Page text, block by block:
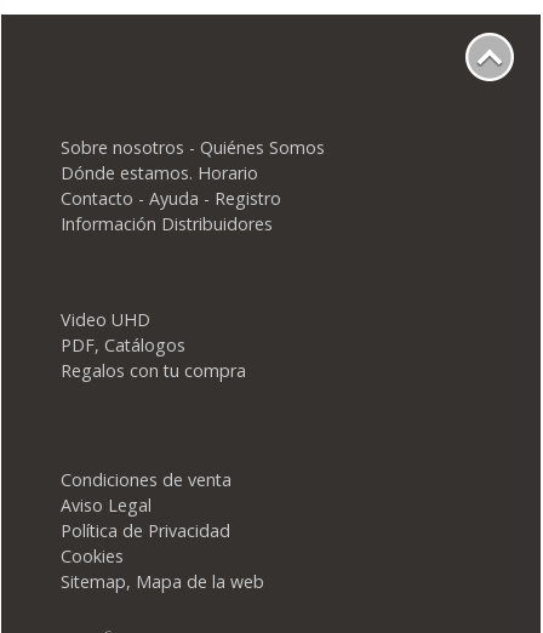
Sobre nosotros - Quiénes Somos
Dónde estamos. Horario
Contacto - Ayuda - Registro
Información Distribuidores
Video UHD
PDF, Catálogos
Regalos con tu compra
Condiciones de venta
Aviso Legal
Política de Privacidad
Cookies
Sitemap, Mapa de la web